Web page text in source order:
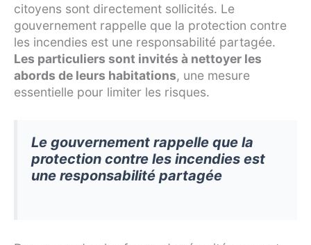
citoyens sont directement sollicités. Le
gouvernement rappelle que la protection contre
les incendies est une responsabilité partagée.
Les particuliers sont invités à nettoyer les
abords de leurs habitations, une mesure
essentielle pour limiter les risques.
Le gouvernement rappelle que la
protection contre les incendies est
une responsabilité partagée